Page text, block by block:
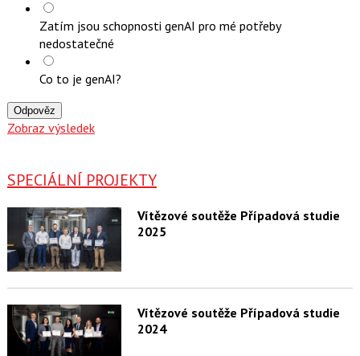
Zatím jsou schopnosti genAI pro mé potřeby
nedostatečné
Co to je genAI?
Odpověz
Zobraz výsledek
SPECIÁLNÍ PROJEKTY
Vítězové soutěže Případová studie
2025
Vítězové soutěže Případová studie
2024